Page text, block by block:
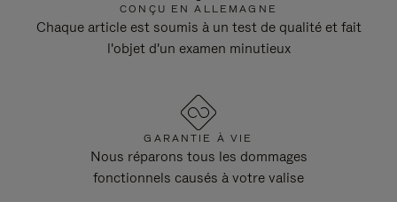
CONÇU EN ALLEMAGNE
Chaque article est soumis à un test de qualité et fait
l'objet d'un examen minutieux
GARANTIE À VIE
Nous réparons tous les dommages
fonctionnels causés à votre valise